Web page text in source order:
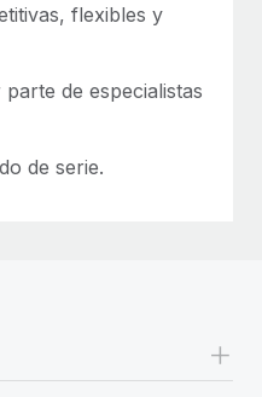
flexibles y
de especialistas
de serie.
+